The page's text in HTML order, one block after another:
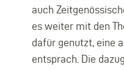
auch
es weiter mit den
dafür genutzt, eine
entsprach. Die